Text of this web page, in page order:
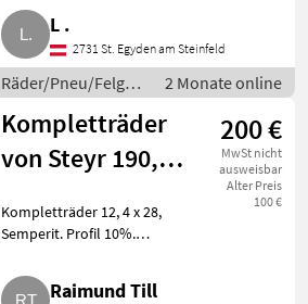
230/95 R44, Restprofil 30 %,
vorne: 210/95 R32, Restprofil 95
%. Waren auf einen
L .
2731 St. Egyden am Steinfeld
Räder/Pneu/Felgen
/ Kompletträder
2 Monate online
Kompletträder
von Steyr 190,
200 €
MwSt nicht
ausweisbar
Alter Preis
100 €
Kompletträder 12, 4 x 28,
Semperit. Profil 10%.
Kompletträder
Raimund Till